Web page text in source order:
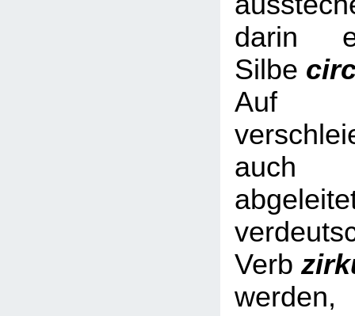
darin
Silbe
Auf
auch
Verb